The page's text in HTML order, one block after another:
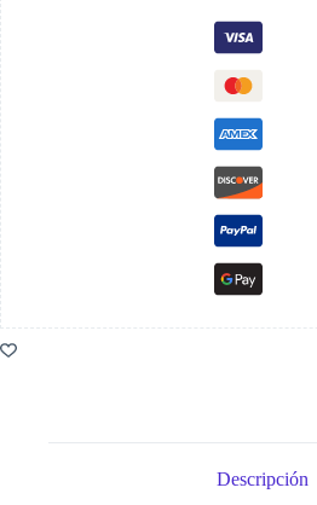
Descripción